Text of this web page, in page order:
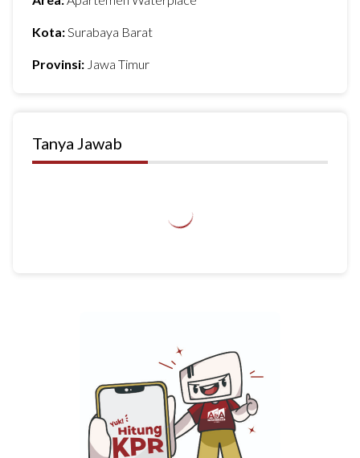
Kota:Surabaya Barat
Provinsi: Jawa Timur
Tanya Jawab